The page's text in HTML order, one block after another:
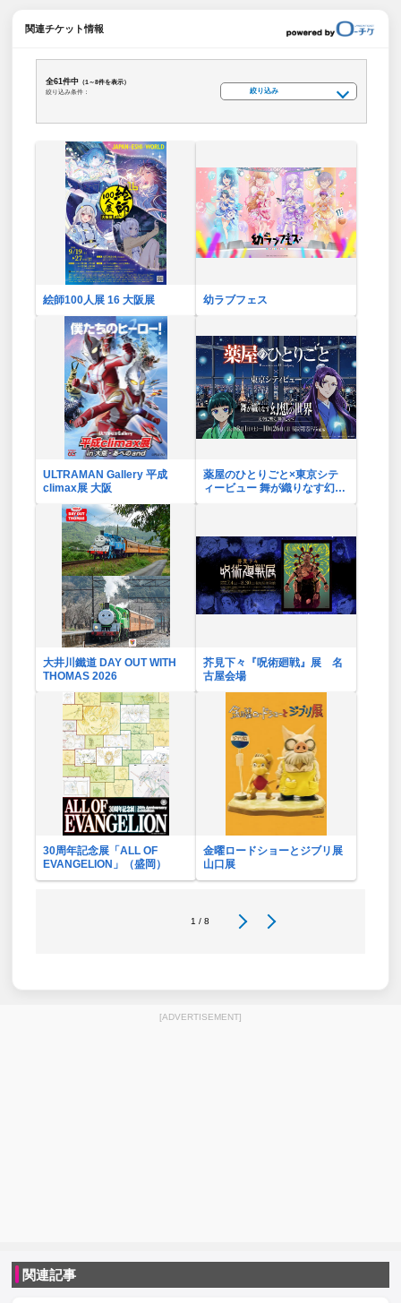
関連チケット情報
全61件中 （1～8件を表示）
絞り込み条件：
絞り込み
絵師100人展 16 大阪展 幼ラブフェス
ULTRAMAN Gallery 平成
climax展 大阪
薬屋のひとりごと×東京シテ
ィービュー 舞が織りなす幻想
大井川鐵道 DAY OUT WITH
THOMAS 2026
芥見下々『呪術廻戦』展 名
古屋会場
30周年記念展「ALL OF
EVANGELION」（盛岡）
金曜ロードショーとジブリ展
山口展
1 / 8
[ADVERTISEMENT]
関連記事